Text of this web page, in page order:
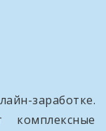
заработке.
комплексные